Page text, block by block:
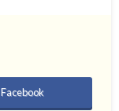
Facebook